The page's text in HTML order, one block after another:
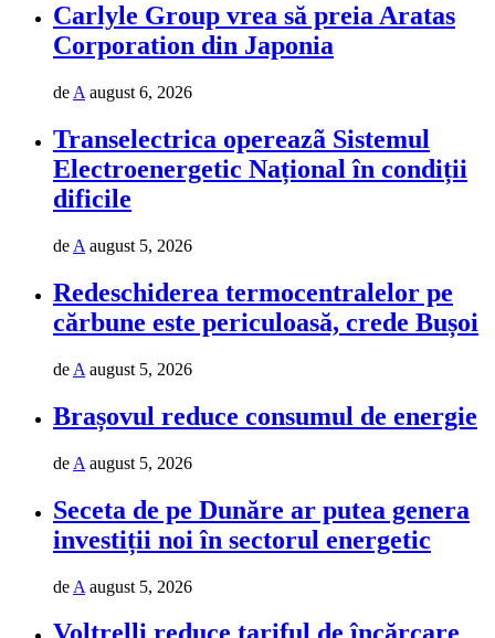
Carlyle Group vrea să preia Aratas
Corporation din Japonia
de A august 6, 2026
Transelectrica opereazã Sistemul
Electroenergetic Național în condiții
dificile
de A august 5, 2026
Redeschiderea termocentralelor pe
cărbune este periculoasă, crede Bușoi
de A august 5, 2026
Brașovul reduce consumul de energie
de A august 5, 2026
Seceta de pe Dunăre ar putea genera
investiții noi în sectorul energetic
de A august 5, 2026